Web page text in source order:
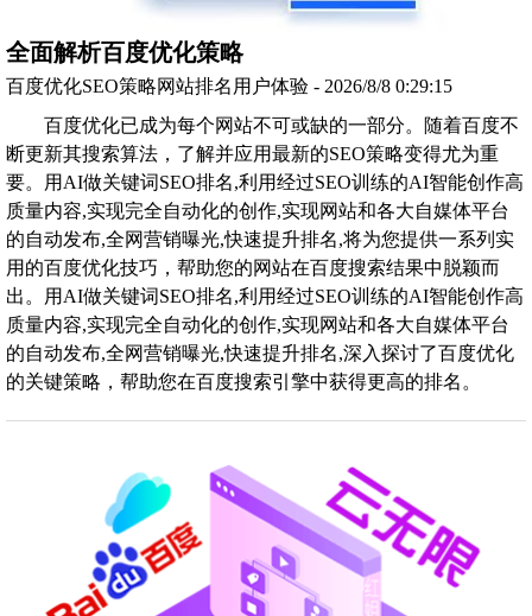
全面解析百度优化策略
百度优化SEO策略网站排名用户体验 - 2026/8/8 0:29:15
百度优化已成为每个网站不可或缺的一部分。随着百度不
断更新其搜索算法，了解并应用最新的SEO策略变得尤为重
要。用AI做关键词SEO排名,利用经过SEO训练的AI智能创作高
质量内容,实现完全自动化的创作,实现网站和各大自媒体平台
的自动发布,全网营销曝光,快速提升排名,将为您提供一系列实
用的百度优化技巧，帮助您的网站在百度搜索结果中脱颖而
出。用AI做关键词SEO排名,利用经过SEO训练的AI智能创作高
质量内容,实现完全自动化的创作,实现网站和各大自媒体平台
的自动发布,全网营销曝光,快速提升排名,深入探讨了百度优化
的关键策略，帮助您在百度搜索引擎中获得更高的排名。